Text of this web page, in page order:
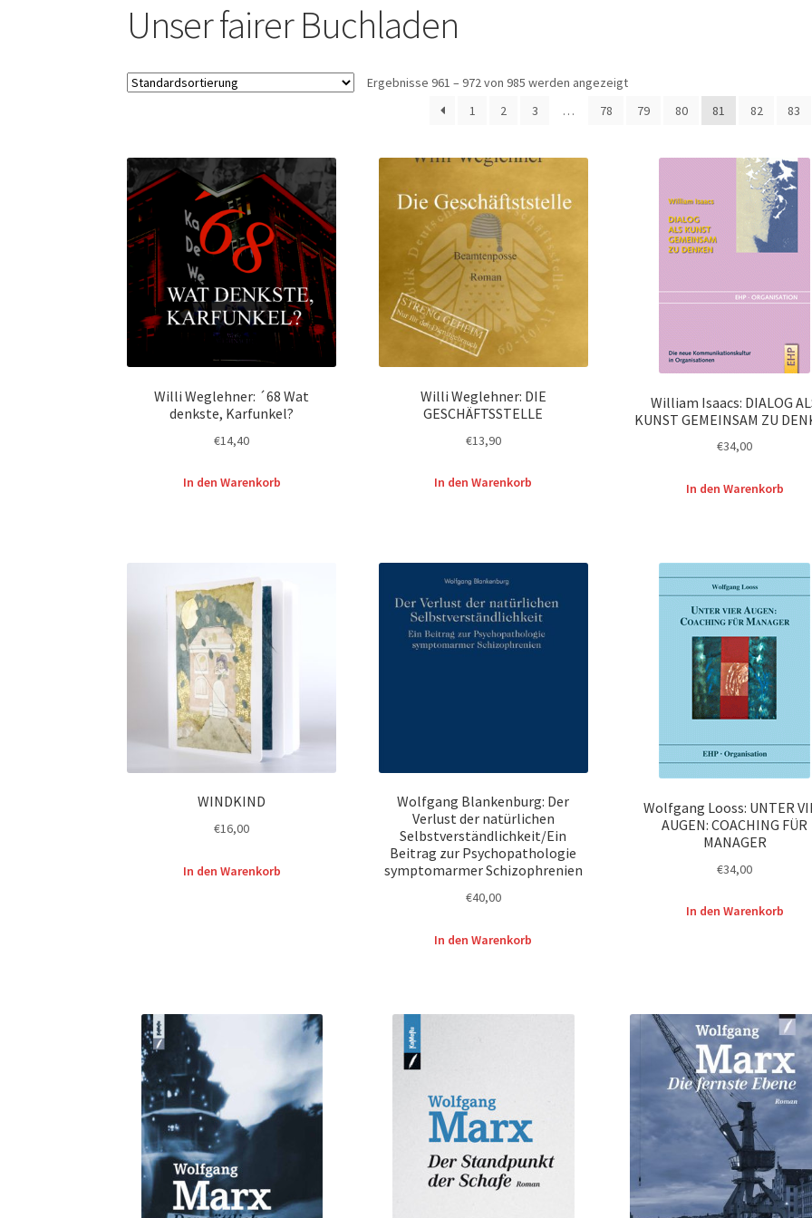
Unser fairer Buchladen
Ergebnisse 961 – 972 von 985 werden angezeigt
1
2 3 … 78 79 80 81 82 83
Willi Weglehner: ´68 Wat
denkste, Karfunkel?
€14,40
In den Warenkorb
Willi Weglehner: DIE
GESCHÄFTSSTELLE
€13,90
In den Warenkorb
William Isaacs: DIALOG
KUNST GEMEINSAM ZU
€34,00
In den Warenkorb
WINDKIND
€16,00
In den Warenkorb
Wolfgang Blankenburg: Der
Verlust der natürlichen
Selbstverständlichkeit/Ein
Beitrag zur Psychopathologie
symptomarmer Schizophrenien
€40,00
In den Warenkorb
Wolfgang Looss: UNTER
AUGEN: COACHING FÜR
MANAGER
€34,00
In den Warenkorb